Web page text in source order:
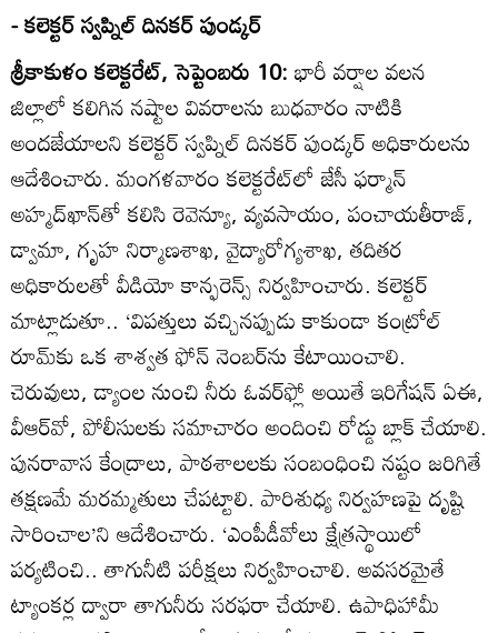
- కలెక్టర్‌ స్వప్నిల్‌ దినకర్‌ పుండ్కర్‌
శ్రీకాకుళం కలెక్టరేట్‌, సెప్టెంబరు 10:భారీ వర్షాల వలన
జిల్లాలో కలిగిన నష్టాల వివరాలను బుధవారం నాటికి
అందజేయాలని కలెక్టర్‌ స్వప్నిల్‌ దినకర్‌ పుండ్కర్‌ అధికారులను
ఆదేశించారు. మంగళవారం కలెక్టరేట్‌లో జేసీ ఫర్మాన్‌
అహ్మద్‌ఖాన్‌తో కలిసి రెవెన్యూ, వ్యవసాయం, పంచాయతీరాజ్‌,
డ్వామా, గృహ నిర్మాణశాఖ, వైద్యారోగ్యశాఖ, తదితర
అధికారులతో వీడియో కాన్ఫరెన్స్‌ నిర్వహించారు. కలెక్టర్‌
మాట్లాడుతూ.. ‘విపత్తులు వచ్చినప్పుడు కాకుండా కంట్రోల్‌
రూమ్‌కు ఒక శాశ్వత ఫోన్‌ నెంబర్‌ను కేటాయించాలి.
చెరువులు, డ్యాంల నుంచి నీరు ఓవర్‌ఫ్లో అయితే ఇరిగేషన్‌ ఏఈ,
వీఆర్‌వో, పోలీసులకు సమాచారం అందించి రోడ్డు బ్లాక్‌ చేయాలి.
పునరావాస కేంద్రాలు, పాఠశాలలకు సంబంధించి నష్టం జరిగితే
తక్షణమే మరమ్మతులు చేపట్టాలి. పారిశుధ్య నిర్వహణపై దృష్టి
సారించాల’ని ఆదేశించారు. ‘ఎంపీడీవోలు క్షేత్రస్థాయిలో
పర్యటించి.. తాగునీటి పరీక్షలు నిర్వహించాలి. అవసరమైతే
ట్యాంకర్ల ద్వారా తాగునీరు సరఫరా చేయాలి. ఉపాధిహామీ